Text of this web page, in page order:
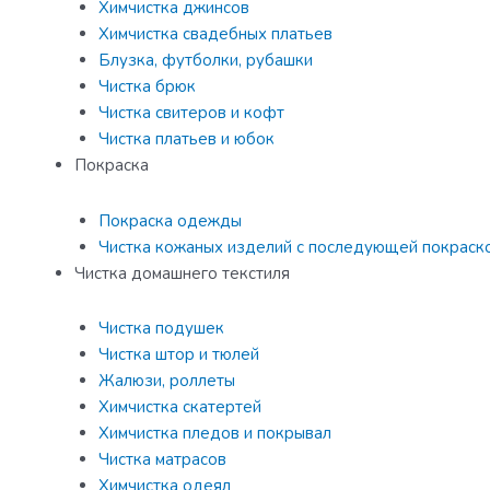
Химчистка джинсов
Химчистка свадебных платьев
Блузка, футболки, рубашки
Чистка брюк
Чистка свитеров и кофт
Чистка платьев и юбок
Покраска
Покраска одежды
Чистка кожаных изделий с последующей
Чистка домашнего текстиля
Чистка подушек
Чистка штор и тюлей
Жалюзи, роллеты
Химчистка скатертей
Химчистка пледов и покрывал
Чистка матрасов
Химчистка одеял